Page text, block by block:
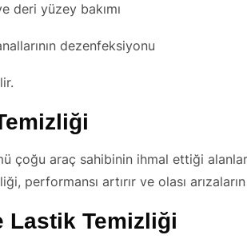
deri yüzey bakımı
dezenfeksiyonu
çoğu araç sahibinin ihmal ettiği
performansı artırır ve olası
Lastik Temizliği